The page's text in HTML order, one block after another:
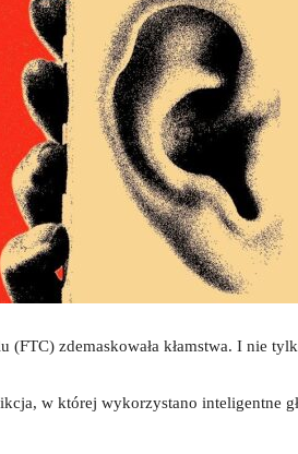
(FTC) zdemaskowała kłamstwa. I nie
w której wykorzystano inteligentne